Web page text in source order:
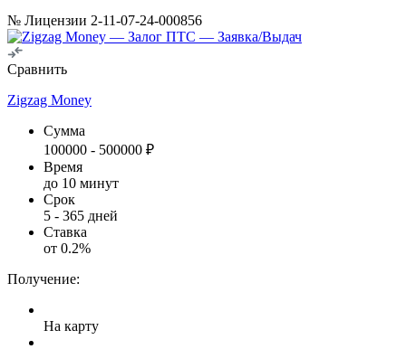
№ Лицензии 2-11-07-24-000856
Сравнить
Zigzag Money
Сумма
100000 - 500000 ₽
Время
до 10 минут
Срок
5 - 365 дней
Ставка
от 0.2%
Получение:
На карту